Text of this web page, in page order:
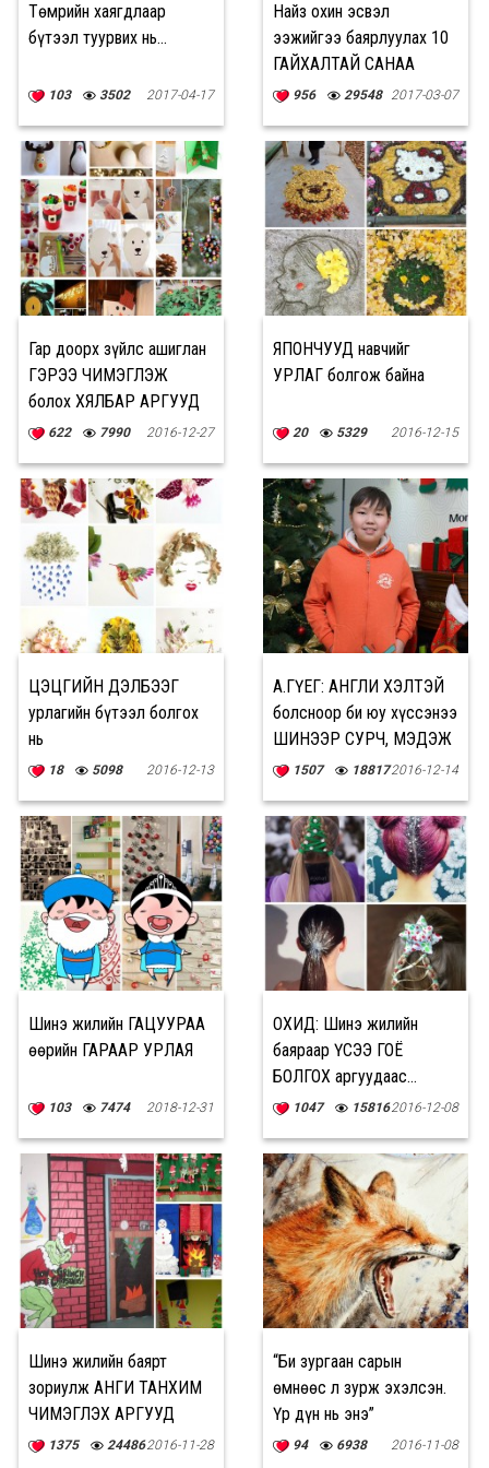
Төмрийн хаягдлаар
бүтээл туурвих нь...
103 3502 2017-04-17
Найз охин эсвэл
ээжийгээ баярлуулах 10
ГАЙХАЛТАЙ САНАА
956 29548 2017-03-07
Гар доорх зүйлс ашиглан
ГЭРЭЭ ЧИМЭГЛЭЖ
болох ХЯЛБАР АРГУУД
622 7990 2016-12-27
ЯПОНЧУУД навчийг
УРЛАГ болгож байна
20 5329 2016-12-15
ЦЭЦГИЙН ДЭЛБЭЭГ
урлагийн бүтээл болгох
нь
18 5098 2016-12-13
А.ГҮЕГ: АНГЛИ ХЭЛТЭЙ
болсноор би юу хүссэнээ
ШИНЭЭР СУРЧ, МЭДЭЖ
байгаа нь гоё
1507 188172016-12-14
Шинэ жилийн ГАЦУУРАА
өөрийн ГАРААР УРЛАЯ
103 7474 2018-12-31
ОХИД: Шинэ жилийн
баяраар ҮСЭЭ ГОЁ
БОЛГОХ аргуудаас...
1047 158162016-12-08
Шинэ жилийн баярт
зориулж АНГИ ТАНХИМ
ЧИМЭГЛЭХ АРГУУД
1375 244862016-11-28
“Би зургаан сарын
өмнөөс л зурж эхэлсэн.
Үр дүн нь энэ”
94 6938 2016-11-08